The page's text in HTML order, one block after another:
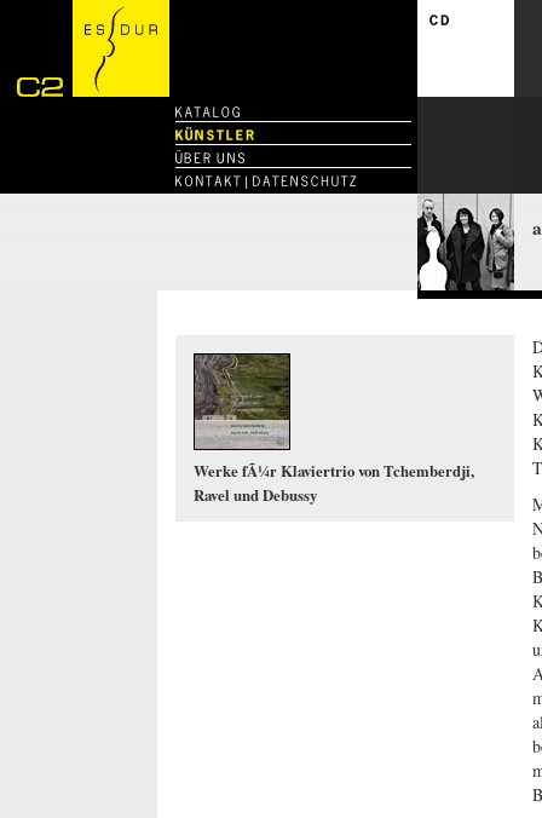
Werke fÃ¼r Klaviertrio von Tchemberdji,
Ravel und Debussy